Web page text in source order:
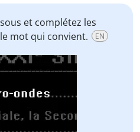
et complétez les
mot qui convient.
EN